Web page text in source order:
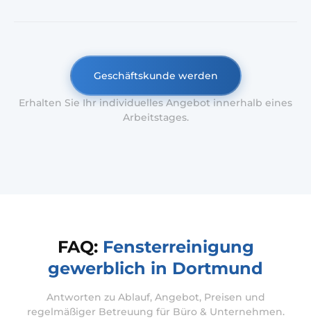
Geschäftskunde werden
Erhalten Sie Ihr individuelles Angebot innerhalb eines
Arbeitstages.
FAQ: Fensterreinigung
gewerblich in Dortmund
Antworten zu Ablauf, Angebot, Preisen und
regelmäßiger Betreuung für Büro & Unternehmen.